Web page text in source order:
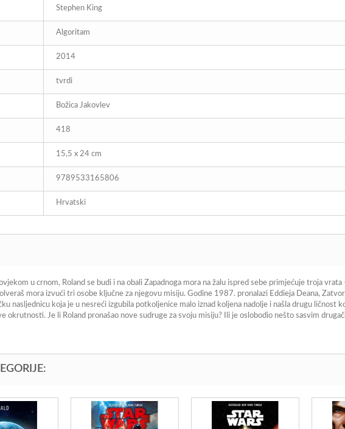
Stephen King
Algoritam
2014
tvrdi
Božica Jakovlev
418
15,5 x 24 cm
9789533165806
Hrvatski
u crnom, Roland se budi i na obali Zapadnoga mora na žalu ispred sebe primjećuje troja
mora izvući tri osobe ključne za njegovu misiju. Godine 1987. pronalazi Eddieja Deana,
nasljednicu koja je u nesreći izgubila potkoljenice malo iznad koljena nadolje i našla drugu ličnost
okrutnosti. Je li Roland pronašao nove sudruge za svoju misiju? Ili je oslobodio nešto sasvim